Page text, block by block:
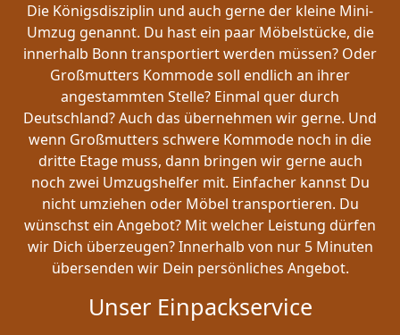
Die Königsdisziplin und auch gerne der kleine Mini-
Umzug genannt. Du hast ein paar Möbelstücke, die
innerhalb Bonn transportiert werden müssen? Oder
Großmutters Kommode soll endlich an ihrer
angestammten Stelle? Einmal quer durch
Deutschland? Auch das übernehmen wir gerne. Und
wenn Großmutters schwere Kommode noch in die
dritte Etage muss, dann bringen wir gerne auch
noch zwei Umzugshelfer mit. Einfacher kannst Du
nicht umziehen oder Möbel transportieren. Du
wünschst ein Angebot? Mit welcher Leistung dürfen
wir Dich überzeugen? Innerhalb von nur 5 Minuten
übersenden wir Dein persönliches Angebot.
Unser Einpackservice